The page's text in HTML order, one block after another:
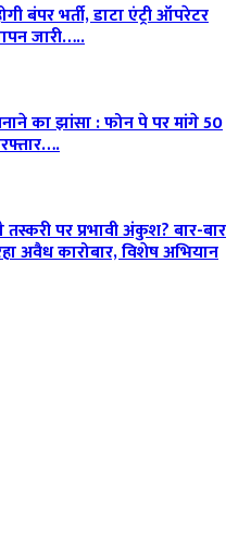
बंपर भर्ती, डाटा एंट्री ऑपरेटर
जारी…..
का झांसा : फोन पे पर मांगे 50
पर प्रभावी अंकुश? बार-बार
अवैध कारोबार, विशेष अभियान